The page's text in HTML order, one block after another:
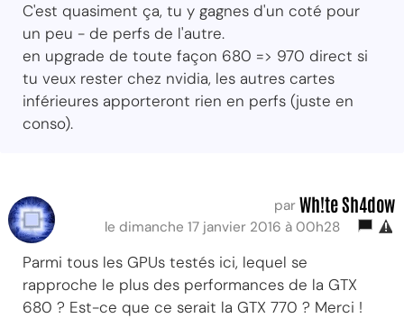
C'est quasiment ça, tu y gagnes d'un coté pour
un peu - de perfs de l'autre.
en upgrade de toute façon 680 => 970 direct si
tu veux rester chez nvidia, les autres cartes
inférieures apporteront rien en perfs (juste en
conso).
par Wh!te Sh4dow
le dimanche 17 janvier 2016 à 00h28
Parmi tous les GPUs testés ici, lequel se
rapproche le plus des performances de la GTX
680 ? Est-ce que ce serait la GTX 770 ? Merci !